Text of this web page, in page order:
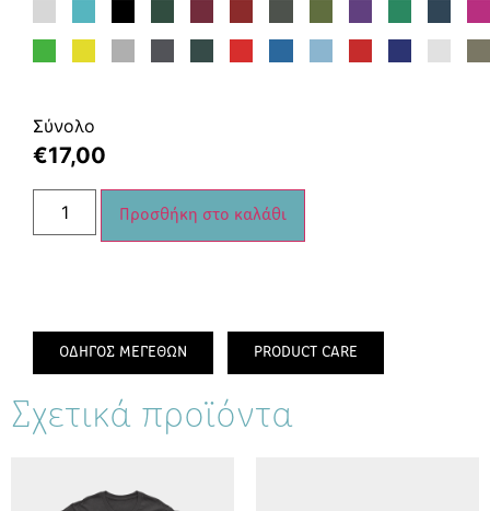
Σύνολο
€17,00
Προσθήκη στο καλάθι
ΟΔΗΓΟΣ ΜΕΓΕΘΩΝ PRODUCT CARE
Σχετικά προϊόντα